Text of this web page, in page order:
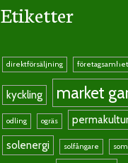
Etiketter
direktförsäljning företagsamhet
kyckling market
odling ogräs
solenergi solfångare